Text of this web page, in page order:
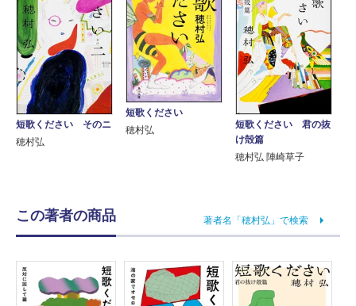
短歌ください そのニ
穂村弘
短歌ください
穂村弘
短歌ください 君の抜
け殻篇
穂村弘 陣崎草子
この著者の商品 著者名「穂村弘」で検索